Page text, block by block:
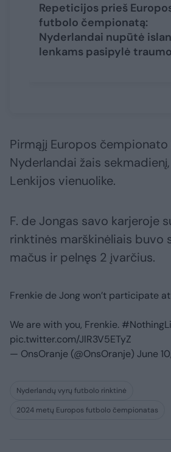
Repeticijos prieš
futbolo čempionatą:
Nyderlandai nupūtė
lenkams pasipylė
Pirmąjį Europos čempionato
Nyderlandai žais
Lenkijos vienuolike.
F. de Jongas savo karjeroje
rinktinės marškinėliais buvo
mačus ir pelnęs 2 įvarčius.
Frenkie de Jong won’t participate
We are with you, Frenkie.
pic.twitter.com/JlR3V5ETyZ
— OnsOranje (@OnsOranje) June
Nyderlandų vyrų futbolo rinktinė
2024 metų Europos futbolo čempionatas